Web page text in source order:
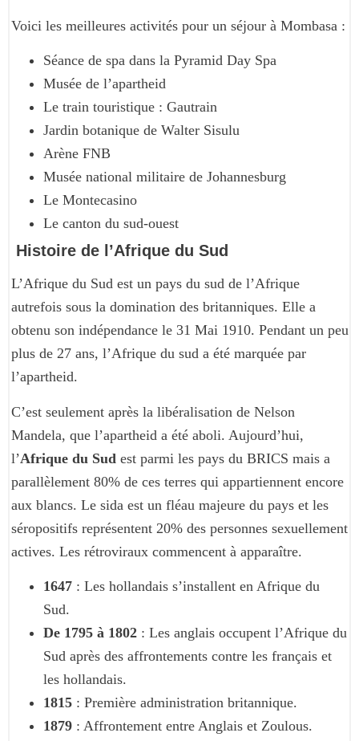
Voici les meilleures activités pour un séjour à Mombasa :
Séance de spa dans la Pyramid Day Spa
Musée de l’apartheid
Le train touristique : Gautrain
Jardin botanique de Walter Sisulu
Arène FNB
Musée national militaire de Johannesburg
Le Montecasino
Le canton du sud-ouest
Histoire de l’Afrique du Sud
L’Afrique du Sud est un pays du sud de l’Afrique
autrefois sous la domination des britanniques. Elle a
obtenu son indépendance le 31 Mai 1910. Pendant un peu
plus de 27 ans, l’Afrique du sud a été marquée par
l’apartheid.
C’est seulement après la libéralisation de Nelson
Mandela, que l’apartheid a été aboli. Aujourd’hui,
l’Afrique du Sud est parmi les pays du BRICS mais a
parallèlement 80% de ces terres qui appartiennent encore
aux blancs. Le sida est un fléau majeure du pays et les
séropositifs représentent 20% des personnes sexuellement
actives. Les rétroviraux commencent à apparaître.
1647 : Les hollandais s’installent en Afrique du
Sud.
De 1795 à 1802 : Les anglais occupent l’Afrique du
Sud après des affrontements contre les français et
les hollandais.
1815 : Première administration britannique.
1879 : Affrontement entre Anglais et Zoulous.